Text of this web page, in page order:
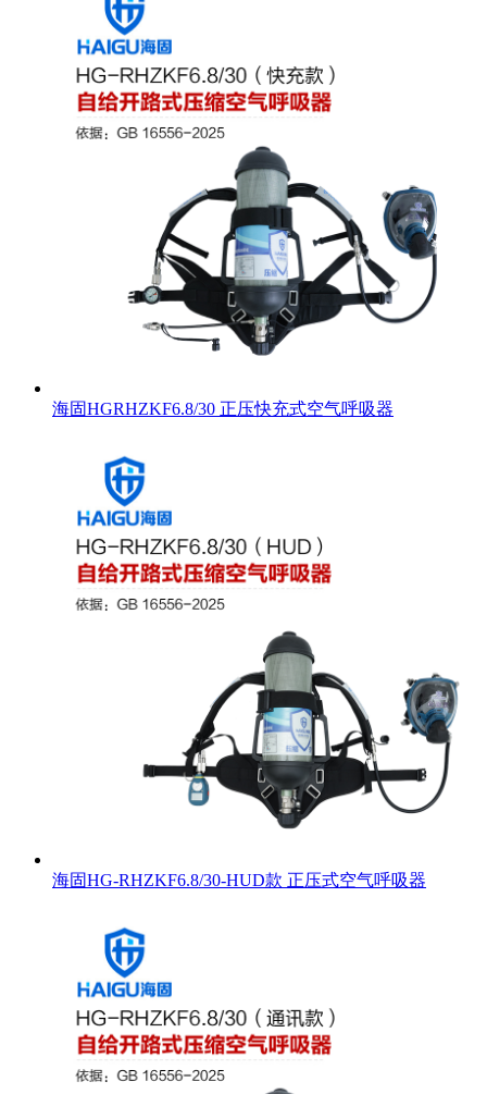
海固HGRHZKF6.8/30 正压快充式空气呼吸器
海固HG-RHZKF6.8/30-HUD款 正压式空气呼吸器